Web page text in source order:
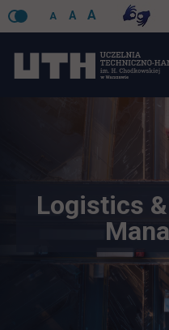
A A A
Logistics